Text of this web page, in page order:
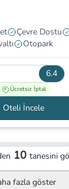
Çevre Dostu
Otopark
6.4
Ücretsiz İptal
Oteli İncele
10 tanesini
fazla göster